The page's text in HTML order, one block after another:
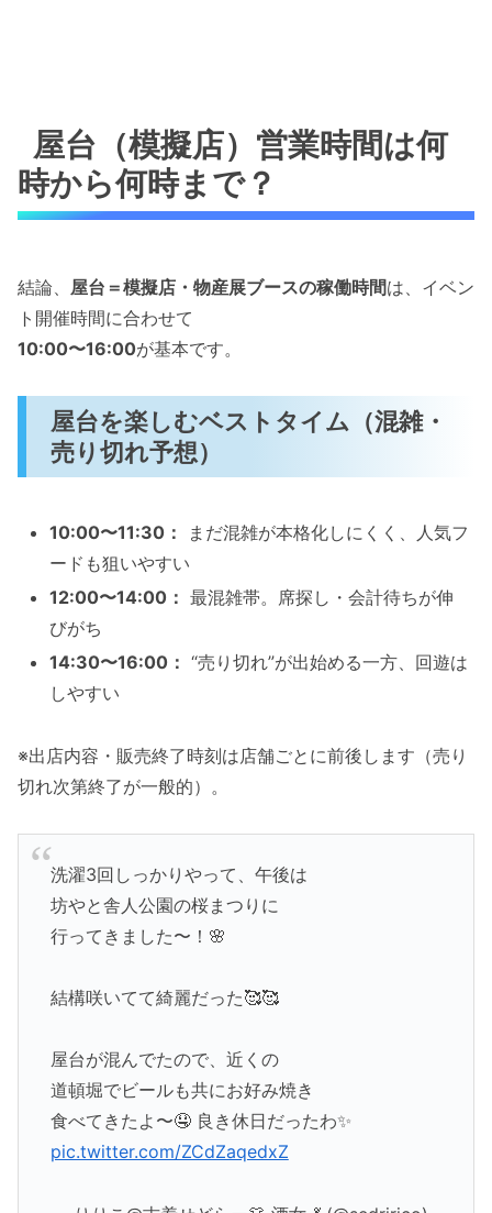
屋台（模擬店）営業時間は何
時から何時まで？
結論、 屋台＝模擬店・物産展ブースの稼働時間は、イベン
ト開催時間に合わせて
10:00〜16:00が基本です。
屋台を楽しむベストタイム（混雑・
売り切れ予想）
10:00〜11:30：
まだ混雑が本格化しにくく、人気フ
ードも狙いやすい
12:00〜14:00： 最混雑帯。席探し・会計待ちが伸
びがち
14:30〜16:00： “売り切れ”が出始める一方、回遊は
しやすい
※出店内容・販売終了時刻は店舗ごとに前後します（売り
切れ次第終了が一般的）。
洗濯3回しっかりやって、午後は
坊やと舎人公園の桜まつりに
行ってきました〜！🌸
結構咲いてて綺麗だった🥰🥰
屋台が混んでたので、近くの
道頓堀でビールも共にお好み焼き
食べてきたよ〜🤤 良き休日だったわ✨
pic.twitter.com/ZCdZaqedxZ